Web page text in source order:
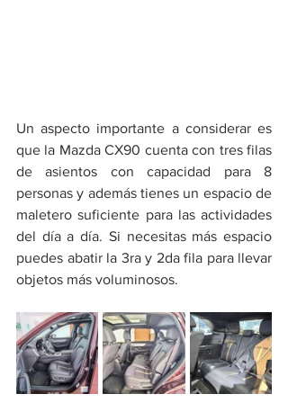
Un aspecto importante a considerar es
que la Mazda CX90 cuenta con tres filas
de asientos con capacidad para 8
personas y además tienes un espacio de
maletero suficiente para las actividades
del día a día. Si necesitas más espacio
puedes abatir la 3ra y 2da fila para llevar
objetos más voluminosos.